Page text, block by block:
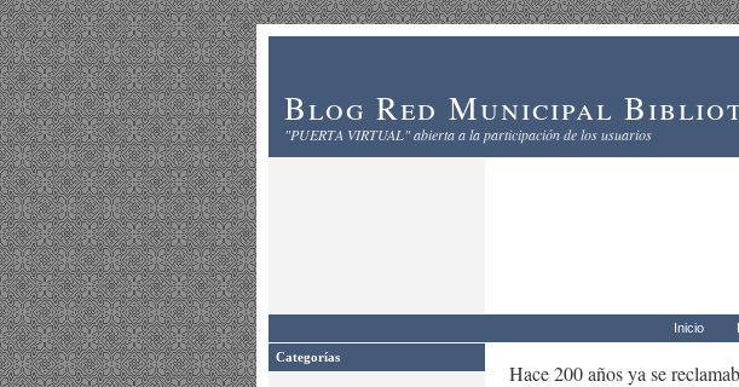
Blog Red Municipal
"PUERTA VIRTUAL" abierta a la participación de los usuarios
Inicio
Categorías
Hace 200 años ya se